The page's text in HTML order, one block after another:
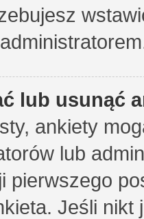
lub usunąć
ankiety
lub
pierwszego
Jeśli nikt